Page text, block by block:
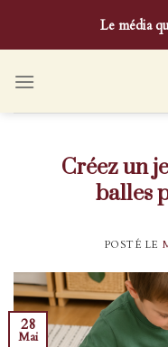
content
Le média
Créez un
balles
POSTÉ LE
28
Mai